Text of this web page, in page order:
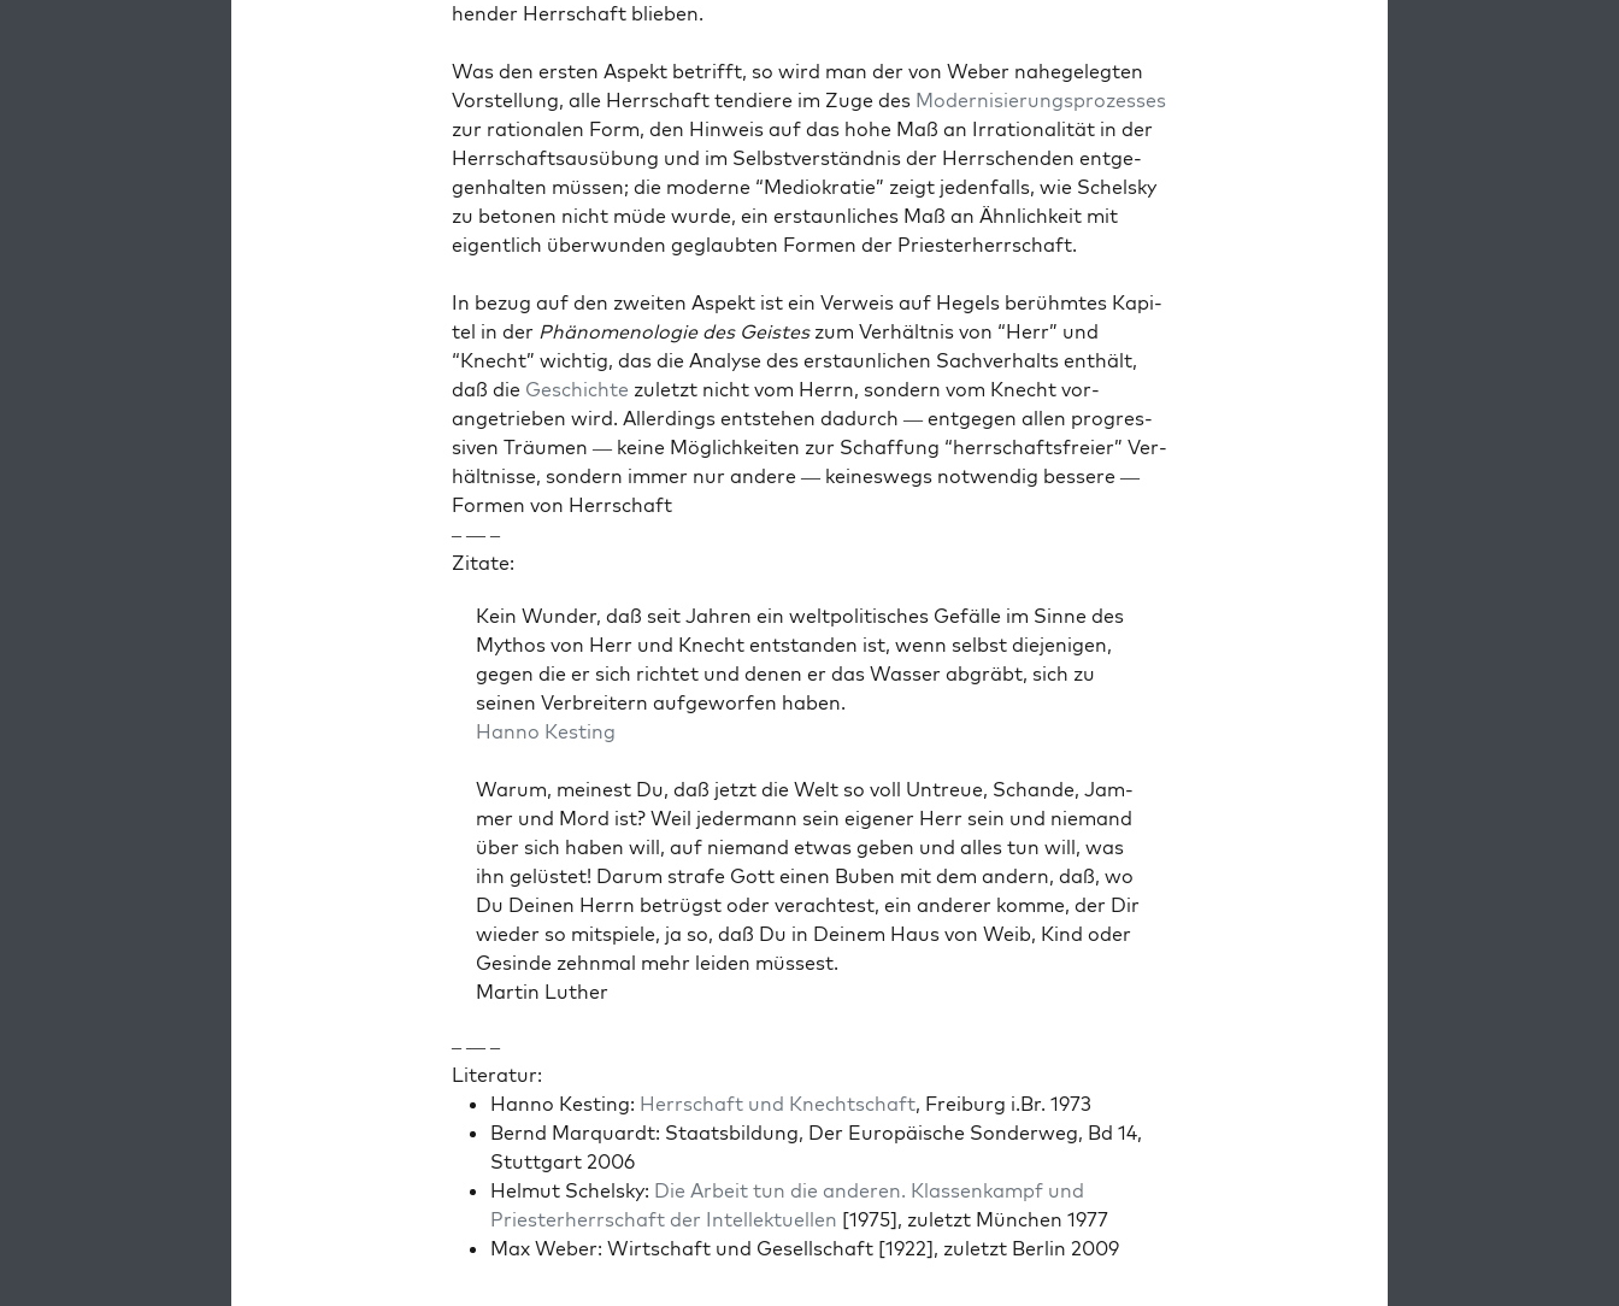
hen­der Herrschaft blieben.
Was den ersten Aspekt bet­rifft, so wird man der von Weber nahegelegten
Vorstel­lung, alle Herrschaft tendiere im Zuge des Mod­ernisierung­sprozess­es
zur ratio­nalen Form, den Hin­weis auf das hohe Maß an Irra­tional­ität in der
Herrschaft­sausübung und im Selb­stver­ständ­nis der Herrschen­den ent­ge­
gen­hal­ten müssen; die mod­erne “Mediokratie” zeigt jeden­falls, wie Schel­sky
zu beto­nen nicht müde wurde, ein erstaunlich­es Maß an Ähn­lichkeit mit
eigentlich über­wun­den geglaubten For­men der Priester­herrschaft.
In bezug auf den zweit­en Aspekt ist ein Ver­weis auf Hegels berühmtes Kapi­
tel in der Phänom­e­nolo­gie des Geisteszum Ver­hält­nis von “Herr” und
“Knecht” wichtig, das die Analyse des erstaunlichen Sachver­halts enthält,
daß die Geschichte zulet­zt nicht vom Her­rn, son­dern vom Knecht vor­
angetrieben wird. Allerd­ings entste­hen dadurch — ent­ge­gen allen pro­gres­
siv­en Träu­men — keine Möglichkeit­en zur Schaf­fung “herrschafts­freier” Ver­
hält­nisse, son­dern immer nur andere — keineswegs notwendig bessere —
For­men von Herrschaft
– — –
Zitate:
Kein Wun­der, daß seit Jahren ein welt­poli­tis­ches Gefälle im Sinne des
Mythos von Herr und Knecht ent­standen ist, wenn selb­st diejeni­gen,
gegen die er sich richtet und denen er das Wass­er abgräbt, sich zu
seinen Ver­bre­it­ern aufge­wor­fen haben.
Han­no Kest­ing
Warum, meinest Du, daß jet­zt die Welt so voll Untreue, Schande, Jam­
mer und Mord ist? Weil jed­er­mann sein eigen­er Herr sein und nie­mand
über sich haben will, auf nie­mand etwas geben und alles tun will, was
ihn gelüstet! Darum strafe Gott einen Buben mit dem andern, daß, wo
Du Deinen Her­rn betrügst oder ver­acht­est, ein ander­er komme, der Dir
wieder so mit­spiele, ja so, daß Du in Deinem Haus von Weib, Kind oder
Gesinde zehn­mal mehr lei­den müss­est.
Mar­tin Luther
– — –
Lit­er­atur:
Han­no Kest­ing: Herrschaft und Knechtschaft, Freiburg i.Br. 1973
Bernd Mar­quardt: Staats­bil­dung, Der Europäis­che Son­der­weg, Bd 14,
Stuttgart 2006
Hel­mut Schel­sky: Die Arbeit tun die anderen. Klassenkampf und
Priester­herrschaft der Intellek­tuellen [1975], zulet­zt München 1977
Max Weber: Wirtschaft und Gesellschaft [1922], zulet­zt Berlin 2009